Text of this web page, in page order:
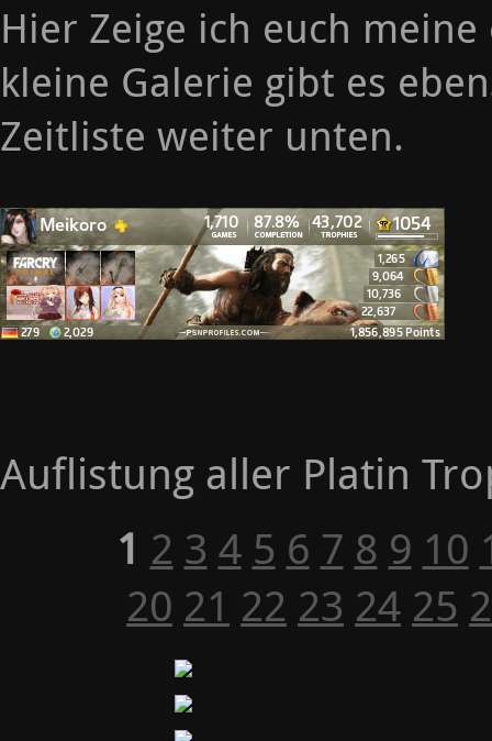
Hier Zeige ich euch
kleine Galerie gibt es
Zeitliste weiter unten.
Auflistung aller Platin
1 2 3 4 5 6 7 8 9 10
20 21 22 23 24 25